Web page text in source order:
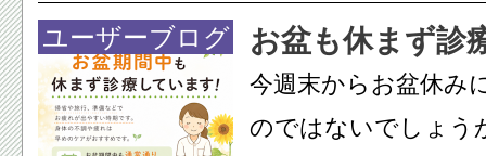
結！数多くの団体が
店街を舞台に最高の
ユーザーブログ お盆も休まず診
今週末からお盆休み
のではないでしょう